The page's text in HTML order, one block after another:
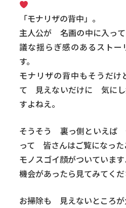
「モナリザの背中」。
主人公が 名画の中に入っ
議な揺らぎ感のあるスト
す。
モナリザの背中もそうだ
て 見えないだけに 気に
すよねえ。
そうそう 裏っ側といえば
って 皆さんはご覧になった
モノスゴイ顔がついています
機会があったら見てみてくだ
お掃除も 見えないところが